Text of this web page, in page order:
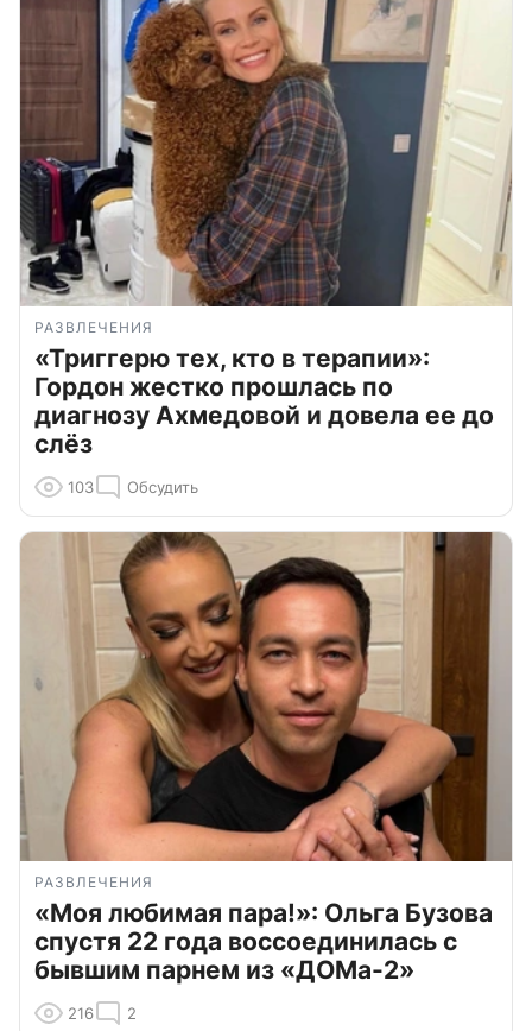
РАЗВЛЕЧЕНИЯ
«Триггерю тех, кто в терапии»:
Гордон жестко прошлась по
диагнозу Ахмедовой и довела ее до
слёз
103 Обсудить
РАЗВЛЕЧЕНИЯ
«Моя любимая пара!»: Ольга Бузова
спустя 22 года воссоединилась с
бывшим парнем из «ДОМа-2»
216 2